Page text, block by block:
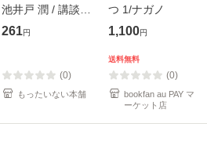
池井戸 潤 / 講談社
[文庫]【メール便送
261円
(0)
もったいない本舗
つ 1/ナガノ
1,100円
送料無料
(0)
bookfan au PAY マ
ーケット店